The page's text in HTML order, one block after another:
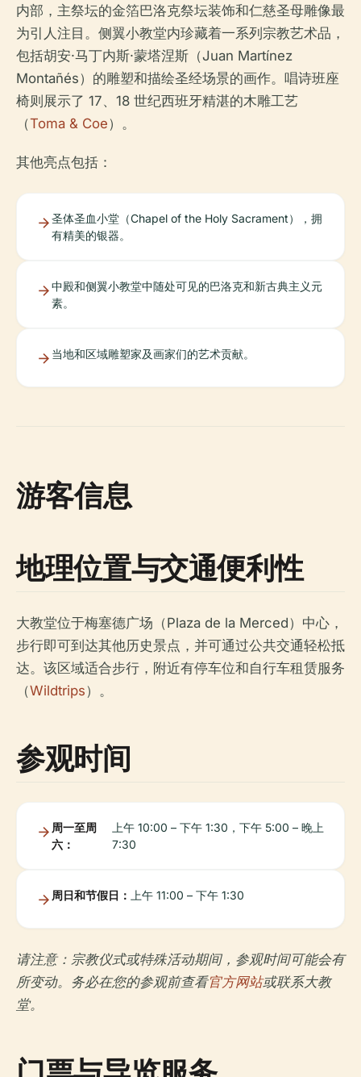
内部，主祭坛的金箔巴洛克祭坛装饰和仁慈圣母雕像最
为引人注目。侧翼小教堂内珍藏着一系列宗教艺术品，
包括胡安·马丁内斯·蒙塔涅斯（Juan Martínez
Montañés）的雕塑和描绘圣经场景的画作。唱诗班座
椅则展示了 17、18 世纪西班牙精湛的木雕工艺
（Toma & Coe）。
其他亮点包括：
圣体圣血小堂（Chapel of the Holy Sacrament），拥
有精美的银器。
中殿和侧翼小教堂中随处可见的巴洛克和新古典主义元
素。
当地和区域雕塑家及画家们的艺术贡献。
游客信息
地理位置与交通便利性
大教堂位于梅塞德广场（Plaza de la Merced）中心，
步行即可到达其他历史景点，并可通过公共交通轻松抵
达。该区域适合步行，附近有停车位和自行车租赁服务
（Wildtrips）。
参观时间
周一至周
六：
上午 10:00 – 下午 1:30，下午 5:00 – 晚上
7:30
周日和节假日： 上午 11:00 – 下午 1:30
请注意：宗教仪式或特殊活动期间，参观时间可能会有
所变动。务必在您的参观前查看官方网站或联系大教
堂。